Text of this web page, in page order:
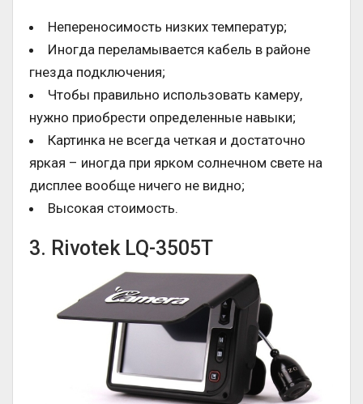
Непереносимость низких температур;
Иногда переламывается кабель в районе
гнезда подключения;
Чтобы правильно использовать камеру,
нужно приобрести определенные навыки;
Картинка не всегда четкая и достаточно
яркая – иногда при ярком солнечном свете на
дисплее вообще ничего не видно;
Высокая стоимость.
3. Rivotek LQ-3505T